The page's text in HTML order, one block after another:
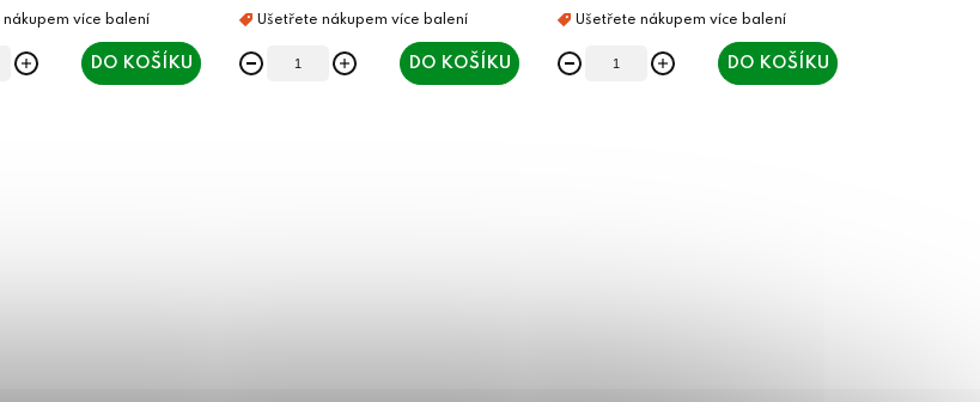
DO KOŠÍKU DO KOŠÍKU DO KOŠÍKU